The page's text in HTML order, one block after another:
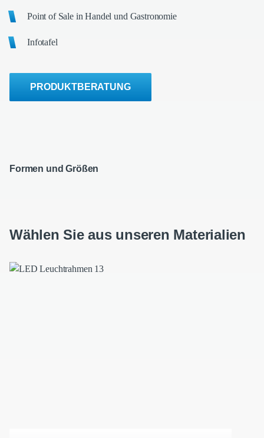
Point of Sale in Handel und Gastronomie
Infotafel
PRODUKTBERATUNG
Formen und Größen
Wählen Sie aus unseren Materialien